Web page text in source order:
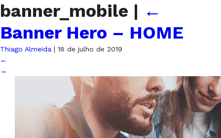
banner_mobile | ←
Banner Hero – HOME
Thiago Almeida | 18 de julho de 2019
←
→